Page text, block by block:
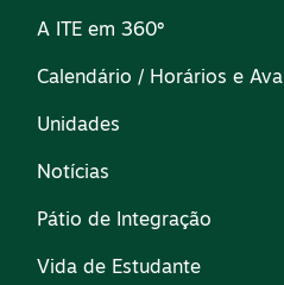
A ITE em 360º
Calendário / Horários e
Unidades
Notícias
Pátio de Integração
Vida de Estudante